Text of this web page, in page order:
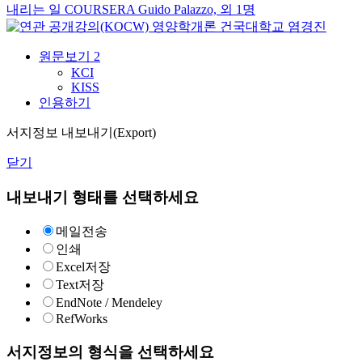
내리는 일 COURSERA Guido Palazzo, 외 1명
영양학개론 건국대학교 염경진
원문보기 2
KCI
KISS
인용하기
서지정보 내보내기(Export)
닫기
내보내기 형태를 선택하세요
메일전송
인쇄
Excel저장
Text저장
EndNote / Mendeley
RefWorks
서지정보의 형식을 선택하세요